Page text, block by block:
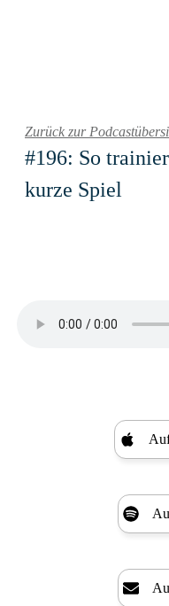
Zurück zur
#196: So
kurze Spiel